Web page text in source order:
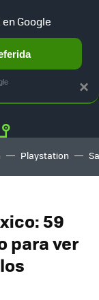
LIBRE
Playstation
59
para ver
×
Google